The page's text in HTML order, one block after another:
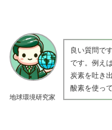
地球環境研究家
良い質問で
です。例え
炭素を吐き
酸素を使っ